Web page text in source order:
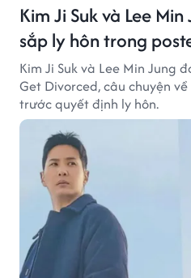
Kim Ji Suk và Lee
sắp ly hôn trong
Kim Ji Suk và Lee Min Jung
Get Divorced, câu chuyện
trước quyết định ly hôn.